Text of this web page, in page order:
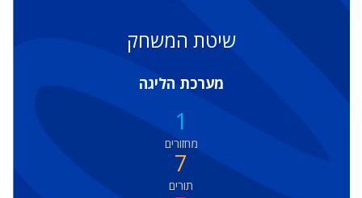
שיטת המשחק
מערכת הליגה
1
מחזורים
7
תורים